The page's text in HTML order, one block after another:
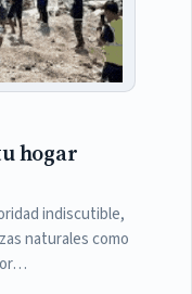
hogar
indiscutible,
naturales como